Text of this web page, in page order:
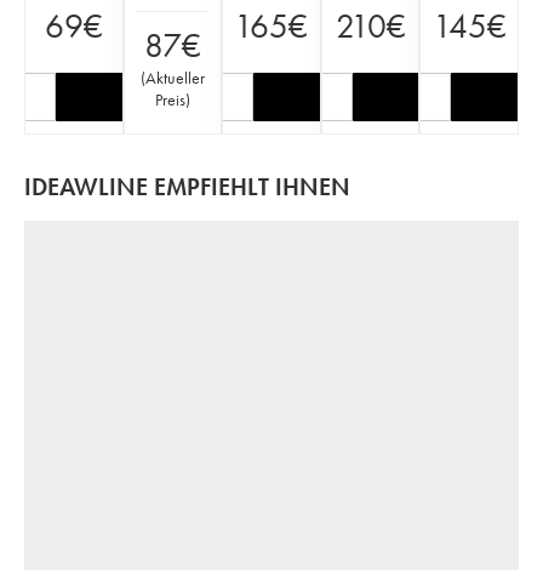
69€ 87€
(Aktueller
Preis)
165€ 210€ 145€
IDEAWLINE EMPFIEHLT IHNEN